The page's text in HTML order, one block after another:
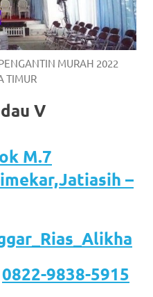
MURAH 2022
TIMUR
V
M.7
–
0822-9838-5915